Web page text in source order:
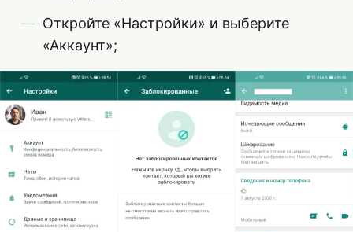
Откройте «Настройки» и выберите
«Аккаунт»;